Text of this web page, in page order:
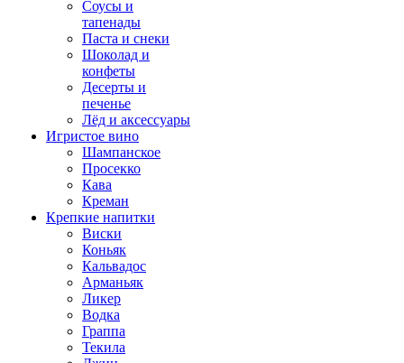
Соусы и
тапенады
Паста и снеки
Шоколад и
конфеты
Десерты и
печенье
Лёд и аксессуары
Игристое вино
Шампанское
Просекко
Кава
Креман
Крепкие напитки
Виски
Коньяк
Кальвадос
Арманьяк
Ликер
Водка
Граппа
Текила